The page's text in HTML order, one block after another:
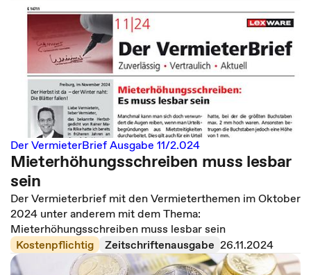
Der VermieterBrief Ausgabe 11/2.024
Mieterhöhungsschreiben muss lesbar
sein
Der Vermieterbrief mit den Vermieterthemen im Oktober
2024 unter anderem mit dem Thema:
Mieterhöhungsschreiben muss lesbar sein
Kostenpflichtig
Zeitschriftenausgabe 26.11.2024